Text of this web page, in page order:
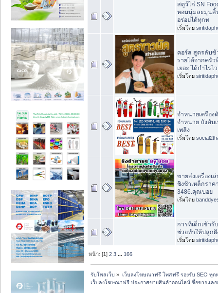
สตูว์ไก่ SN
หอมนุ่มละมุนลิ้
อร่อยได้ทุกท
เริ่มโดย
คอร์ส สูตรลับข้
รายได้จากครั
เยอะ ได้กำไรไว
เริ่มโดย
จำหน่ายเครื่อง
จำหน่าย ถังดับ
เพลิง
เริ่มโดย
ขายส่งเครื่องเ
ชิงช้าเหล็กราค
3486.คุณบอย
เริ่มโดย
การที่เด็กเข้า
ช่วยทำให้ปลูกฝั
เริ่มโดย
หน้า: [1]2 3 ... 166
รับโพสเว็บ » เว็บลงโฆษณาฟรี โพสฟรี รองรับ SEO ทุก
เว็บลงโฆษณาฟรี ประกาศขายสินค้าออนไลน์ ซื้อขายแล